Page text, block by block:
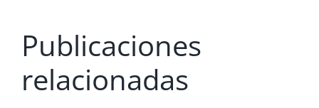
Publicaciones
relacionadas